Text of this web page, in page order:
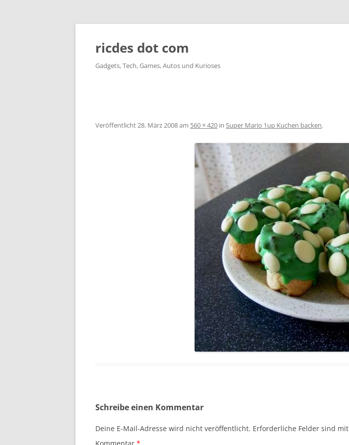
ricdes dot com
Gadgets, Tech, Games, Autos und Kurioses
Veröffentlicht28. März 2008am 560 × 420 in Super Mario 1up Kuchen backen.
Schreibe einen Kommentar
Deine E-Mail-Adresse wird nicht veröffentlicht. Erforderliche Felder sind mit